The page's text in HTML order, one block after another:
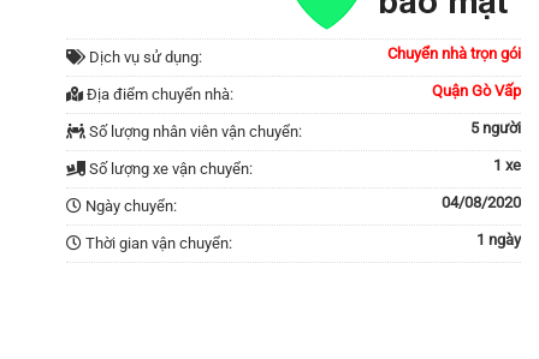
Dịch vụ sử dụng: Chuyển nhà trọn gói
Địa điểm chuyển nhà: Quận Gò Vấp
Số lượng nhân viên vận chuyển: 5 người
Số lượng xe vận chuyển: 1 xe
Ngày chuyển: 04/08/2020
Thời gian vận chuyển: 1 ngày